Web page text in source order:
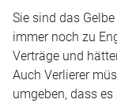
Sie sind das
immer noch zu
Verträge und
Auch Verlierer
umgeben, dass